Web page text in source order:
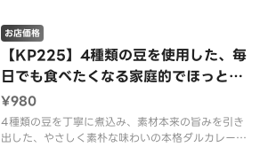
【KP225】4種類の豆を使用した、毎
日でも食べたくなる家庭的でほっとす
る味わいのダルカレー／Dal Tadka
お店価格
¥980
4種類の豆を丁寧に煮込み、素材本来の旨みを引き
出した、やさしく素朴な味わいの本格ダルカレー。